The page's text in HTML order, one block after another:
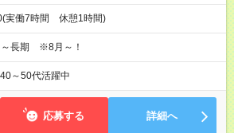
実働7時間 休憩1時間)
～長期 ※8月～！
40～50代活躍中
応募する 詳細へ